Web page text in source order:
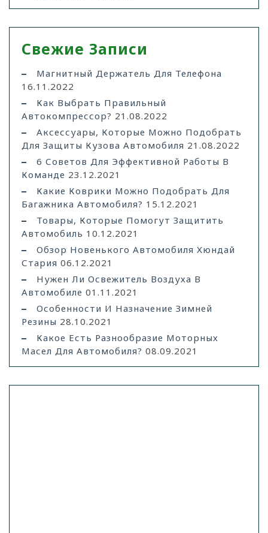
Свежие Записи
Магнитный Держатель Для Телефона
16.11.2022
Как Выбрать Правильный
Автокомпрессор? 21.08.2022
Аксессуары, Которые Можно Подобрать
Для Защиты Кузова Автомобиля 21.08.2022
6 Советов Для Эффективной Работы В
Команде 23.12.2021
Какие Коврики Можно Подобрать Для
Багажника Автомобиля? 15.12.2021
Товары, Которые Помогут Защитить
Автомобиль 10.12.2021
Обзор Новенького Автомобиля Хюндай
Стария 06.12.2021
Нужен Ли Освежитель Воздуха В
Автомобиле 01.11.2021
Особенности И Назначение Зимней
Резины 28.10.2021
Какое Есть Разнообразие Моторных
Масел Для Автомобиля? 08.09.2021